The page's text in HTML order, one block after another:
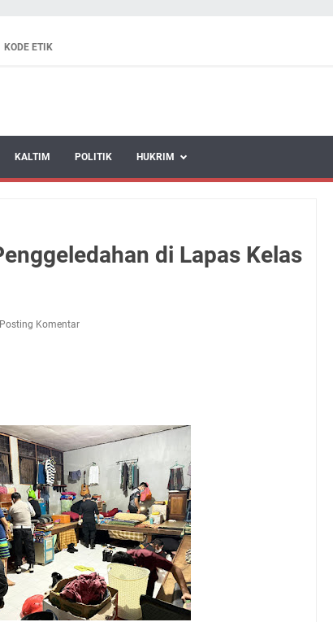
KODE ETIK
KALTIM POLITIK HUKRIM
di Lapas Kelas
Posting Komentar